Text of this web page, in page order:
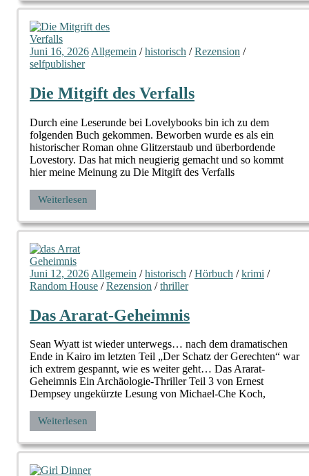
Juni 16, 2026 Allgemein /historisch /Rezension /
selfpublisher
Die Mitgift des Verfalls
Durch eine Leserunde bei Lovelybooks bin ich zu dem
folgenden Buch gekommen. Beworben wurde es als ein
historischer Roman ohne Glitzerstaub und überbordende
Lovestory. Das hat mich neugierig gemacht und so kommt
hier meine Meinung zu Die Mitgift des Verfalls
Weiterlesen
Juni 12, 2026 Allgemein /historisch /Hörbuch /krimi /
Random House /Rezension /thriller
Das Ararat-Geheimnis
Sean Wyatt ist wieder unterwegs… nach dem dramatischen
Ende in Kairo im letzten Teil „Der Schatz der Gerechten“ war
ich extrem gespannt, wie es weiter geht… Das Ararat-
Geheimnis Ein Archäologie-Thriller Teil 3 von Ernest
Dempsey ungekürzte Lesung von Michael-Che Koch,
Weiterlesen